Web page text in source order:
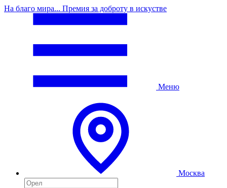
На благо мира... Премия за доброту в искустве
Меню
Москва